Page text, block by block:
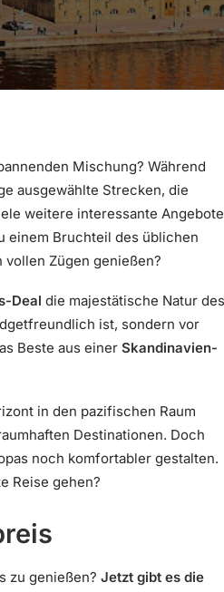
Mischung? Während
ausgewählte Strecken, die
weitere interessante Angebote
einem Bruchteil des üblichen
Zügen genießen?
Deal die majestätische Natur des
ist, sondern vor
Beste aus einer Skandinavien-
in den pazifischen Raum
Destinationen. Doch
noch komfortabler gestalten.
Reise gehen?
zu genießen? Jetzt gibt es die